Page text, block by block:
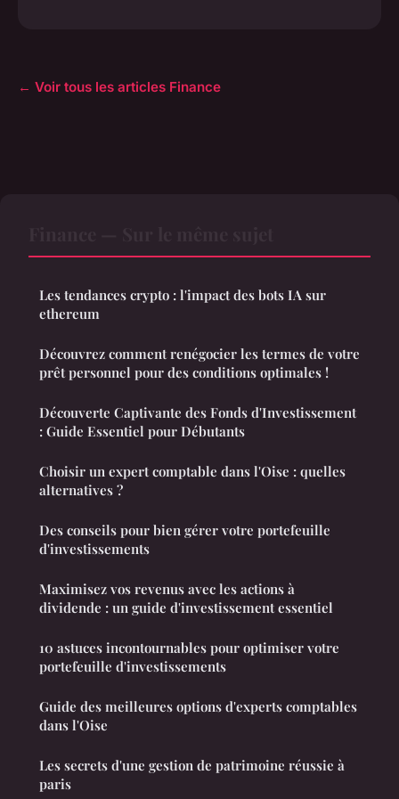
← Voir tous les articles Finance
Les tendances crypto : l'impact des bots IA sur
ethereum
Découvrez comment renégocier les termes de votre
prêt personnel pour des conditions optimales !
Découverte Captivante des Fonds d'Investissement
: Guide Essentiel pour Débutants
Choisir un expert comptable dans l'Oise : quelles
alternatives ?
Des conseils pour bien gérer votre portefeuille
d'investissements
Maximisez vos revenus avec les actions à
dividende : un guide d'investissement essentiel
10 astuces incontournables pour optimiser votre
portefeuille d'investissements
Guide des meilleures options d'experts comptables
dans l'Oise
Les secrets d'une gestion de patrimoine réussie à
paris